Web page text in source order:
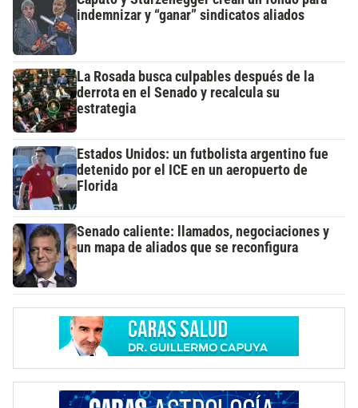
indemnizar y “ganar” sindicatos aliados
La Rosada busca culpables después de la
derrota en el Senado y recalcula su
estrategia
Estados Unidos: un futbolista argentino fue
detenido por el ICE en un aeropuerto de
Florida
Senado caliente: llamados, negociaciones y
un mapa de aliados que se reconfigura